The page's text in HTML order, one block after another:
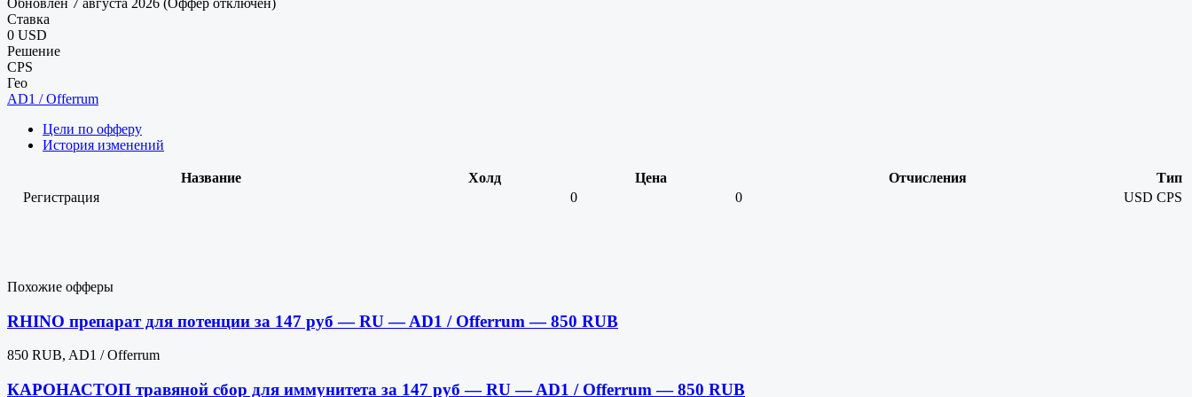
Ставка
0 USD
Решение
CPS
Гео
AD1 / Offerrum
Цели по офферу
История изменений
Название Холд Цена Отчисления
Тип
Регистрация
0 0 USD CPS
Похожие офферы
RHINO препарат для потенции за 147 руб — RU — AD1 / Offerrum — 850 RUB
850 RUB, AD1 / Offerrum
КАРОНАСТОП травяной сбор для иммунитета за 147 руб — RU — AD1 / Offerrum — 850 RUB